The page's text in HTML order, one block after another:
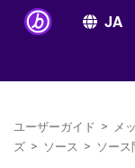
ユーザーガイド > メ
ズ > ソース > ソー